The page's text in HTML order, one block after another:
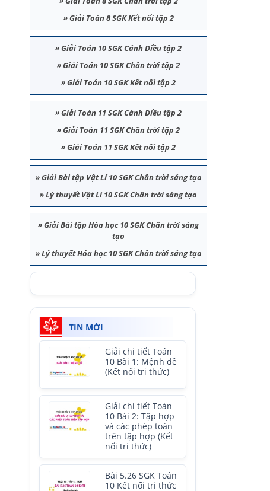
»Giải Toán 8 SGK Kết nối tập 2
»Giải Toán 10 SGK Cánh Diều tập 2
»Giải Toán 10 SGK Chân trời tập 2
»Giải Toán 10 SGK Kết nối tập 2
»Giải Toán 11 SGK Cánh Diều tập 2
»Giải Toán 11 SGK Chân trời tập 2
»Giải Toán 11 SGK Kết nối tập 2
»Giải Bài tập Vật Lí 10 SGK Chân trời sáng tạo
»Lý thuyết Vật Lí 10 SGK Chân trời sáng tạo
»Giải Bài tập Hóa học 10 SGK Chân trời sáng
tạo
»Lý thuyết Hóa học 10 SGK Chân trời sáng tạo
TIN MỚI
Giải chi tiết Toán
10 Bài 1: Mệnh đề
(Kết nối tri thức)
Giải chi tiết Toán
10 Bài 2: Tập hợp
và các phép toán
trên tập hợp (Kết
nối tri thức)
Bài 5.26 SGK Toán
10 Kết nối tri thức